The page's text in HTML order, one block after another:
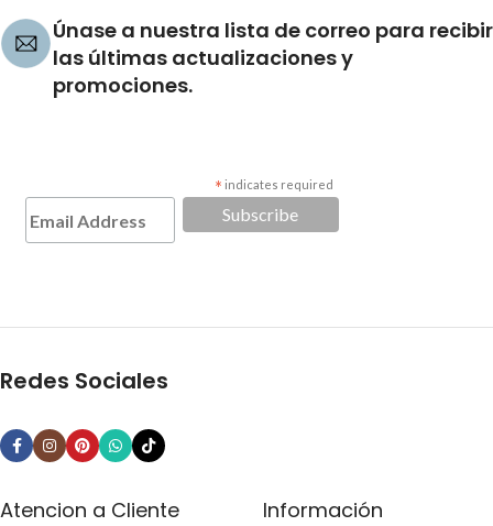
Únase a nuestra lista de correo para recibir
las últimas actualizaciones y
promociones.
* indicates required
Redes Sociales
Atencion a Cliente Información